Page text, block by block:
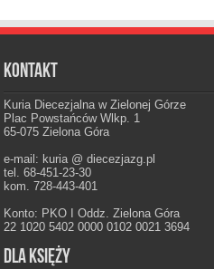
Kontakt
Kuria Diecezjalna w Zielonej Górze
Plac Powstańców Wlkp. 1
65-075 Zielona Góra
e-mail: kuria @ diecezjazg.pl
tel. 68-451-23-30
kom. 728-443-401
Konto: PKO I Oddz. Zielona Góra
22 1020 5402 0000 0102 0021 3694
Dla księży